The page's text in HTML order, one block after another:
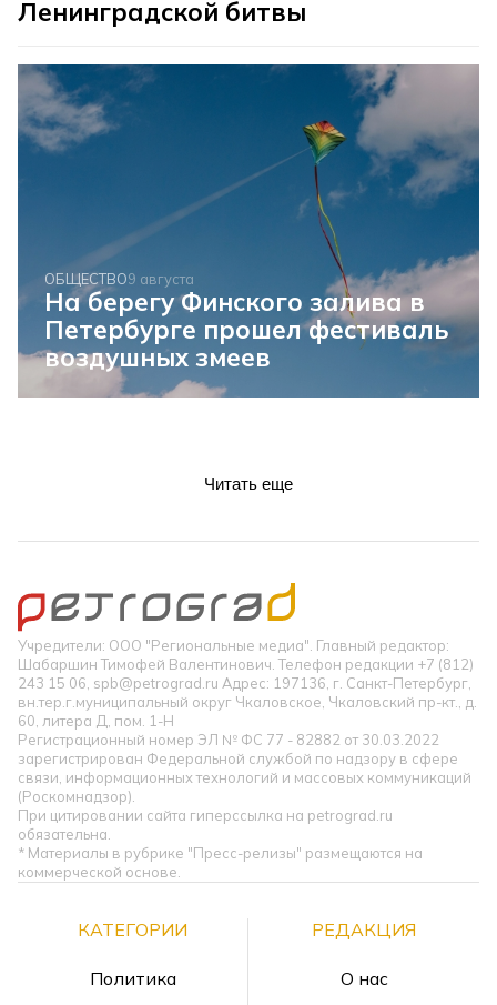
Ленинградской битвы
ОБЩЕСТВО9 августа
На берегу Финского залива в
Петербурге прошел фестиваль
воздушных змеев
Читать еще
Учредители: ООО "Региональные медиа". Главный редактор:
Шабаршин Тимофей Валентинович. Телефон редакции +7 (812)
243 15 06, spb@petrograd.ru Адрес: 197136, г. Санкт-Петербург,
вн.тер.г.муниципальный округ Чкаловское, Чкаловский пр-кт., д.
60, литера Д, пом. 1-Н
Регистрационный номер ЭЛ № ФС 77 - 82882 от 30.03.2022
зарегистрирован Федеральной службой по надзору в сфере
связи, информационных технологий и массовых коммуникаций
(Роскомнадзор).
При цитировании сайта гиперссылка на petrograd.ru
обязательна.
* Материалы в рубрике "Пресс-релизы" размещаются на
коммерческой основе.
КАТЕГОРИИ
Политика
РЕДАКЦИЯ
О нас